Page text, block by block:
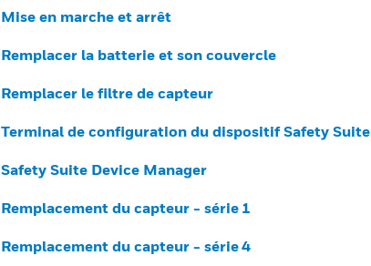
Mise en marche et arrêt
Remplacer la batterie et son couvercle
Remplacer le filtre de capteur
Terminal de configuration du dispositif Safety Suite
Safety Suite Device Manager
Remplacement du capteur - série 1
Remplacement du capteur - série 4